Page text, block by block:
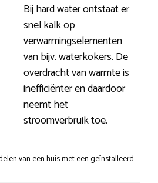
Bij hard water ontstaat er
snel kalk op
verwarmingselementen
van bijv. waterkokers. De
overdracht van warmte is
inefficiënter en daardoor
neemt het
stroomverbruik toe.
van een huis met een geïnstalleerd